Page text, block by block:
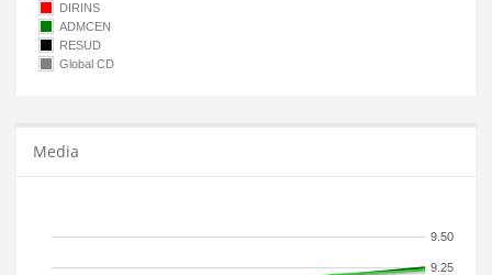
DIRINS
ADMCEN
RESUD
Global CD
Media
9.25
9.50